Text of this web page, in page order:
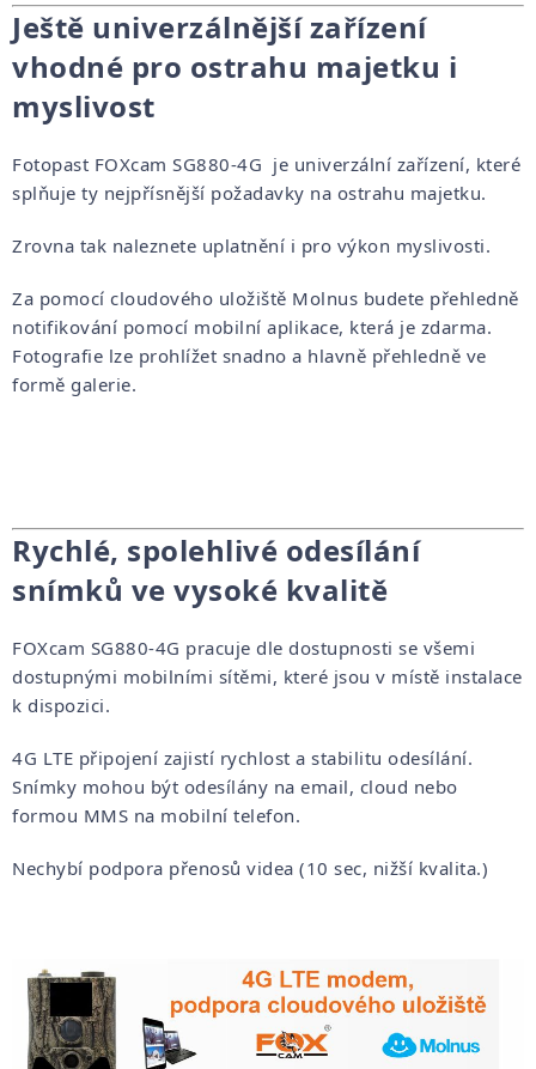
Ještě univerzálnější zařízení
vhodné pro ostrahu majetku i
myslivost
Fotopast FOXcam SG880-4G je univerzální zařízení, které
splňuje ty nejpřísnější požadavky na ostrahu majetku.
Zrovna tak naleznete uplatnění i pro výkon myslivosti.
Za pomocí cloudového uložiště Molnus budete přehledně
notifikování pomocí mobilní aplikace, která je zdarma.
Fotografie lze prohlížet snadno a hlavně přehledně ve
formě galerie.
Rychlé, spolehlivé odesílání
snímků ve vysoké kvalitě
FOXcam SG880-4G pracuje dle dostupnosti se všemi
dostupnými mobilními sítěmi, které jsou v místě instalace
k dispozici.
4G LTE připojení zajistí rychlost a stabilitu odesílání.
Snímky mohou být odesílány na email, cloud nebo
formou MMS na mobilní telefon.
Nechybí podpora přenosů videa (10 sec, nižší kvalita.)